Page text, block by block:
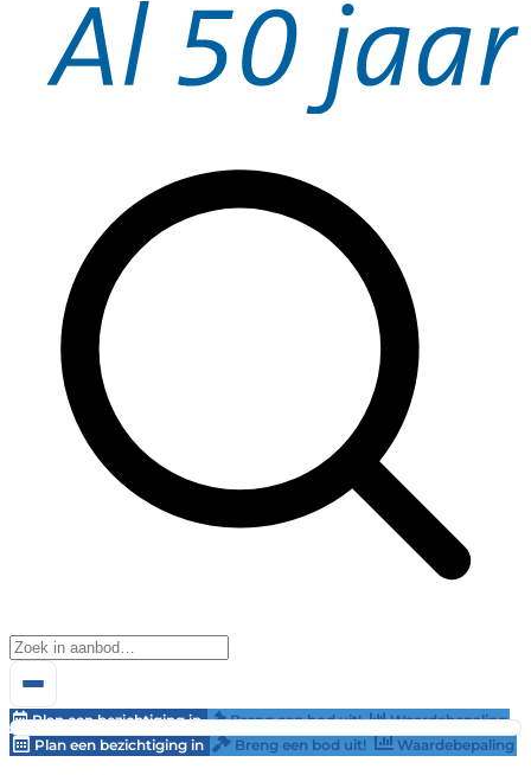
Plan een bezichtiging in Breng een bod uit!
Waardebepaling
Plan een bezichtiging in
Breng een bod uit! Waardebepaling